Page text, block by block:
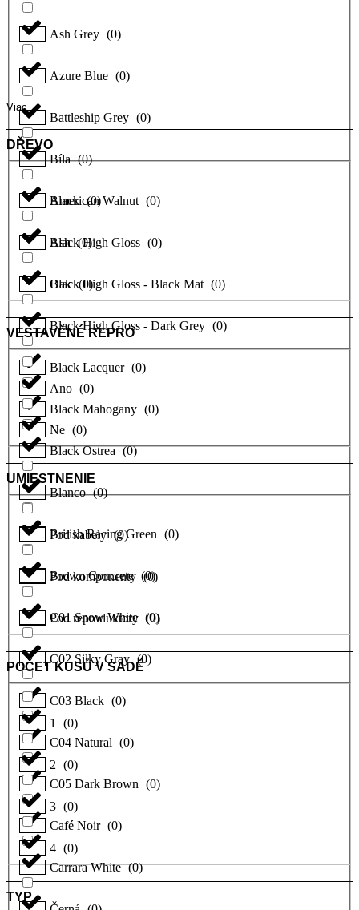
Ash Grey (0)
Azure Blue (0)
Battleship Grey (0)
Bíla (0)
Black (0)
Black High Gloss (0)
Black High Gloss - Black Mat (0)
Black High Gloss - Dark Grey (0)
Black Lacquer (0)
Black Mahogany (0)
Black Ostrea (0)
Blanco (0)
British Racing Green (0)
Brown Concrete (0)
C01 Snow White (0)
C02 Silky Gray (0)
C03 Black (0)
C04 Natural (0)
C05 Dark Brown (0)
Café Noir (0)
Carrara White (0)
Viac
DŘEVO
American Walnut (0)
Ash (0)
Oak (0)
VESTAVĚNÉ REPRO
Ano (0)
Ne (0)
UMIESTNENIE
Pod kabely (0)
Pod komponenty (0)
Pod reproduktory (0)
POČET KUSŮ V SADĚ
1 (0)
2 (0)
3 (0)
4 (0)
TYP